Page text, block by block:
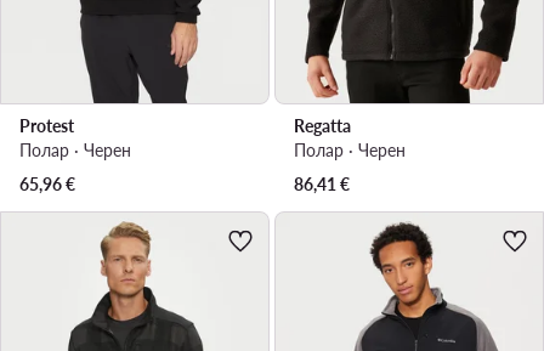
Protest
Полар · Черен
65,96€
Regatta
Полар · Черен
86,41 €